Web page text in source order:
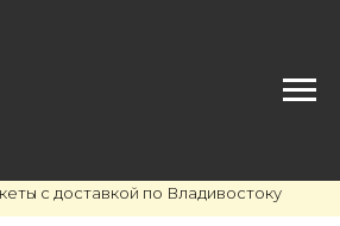
с доставкой по Владивостоку